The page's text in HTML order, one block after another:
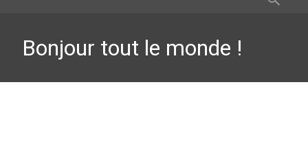
Bonjour tout le monde !